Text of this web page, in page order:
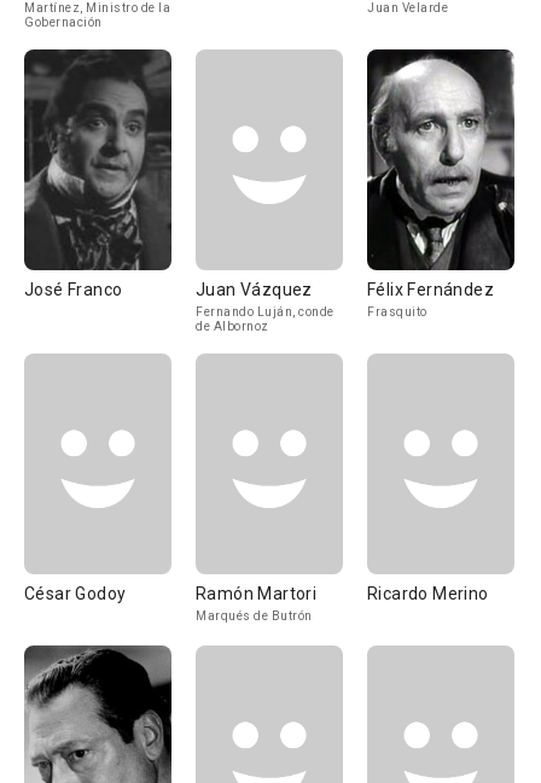
Martínez, Ministro de la
Gobernación
Juan Velarde
José Franco Juan Vázquez
Fernando Luján, conde
de Albornoz
Félix Fernández
Frasquito
César Godoy Ramón Martori
Marqués de Butrón
Ricardo Merino